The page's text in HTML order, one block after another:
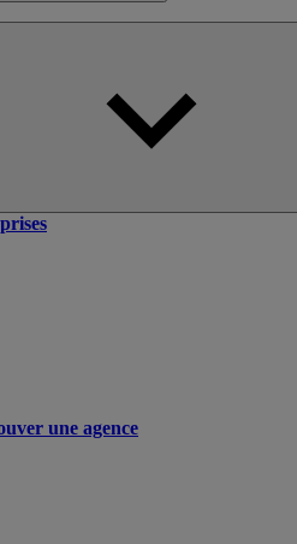
une agence